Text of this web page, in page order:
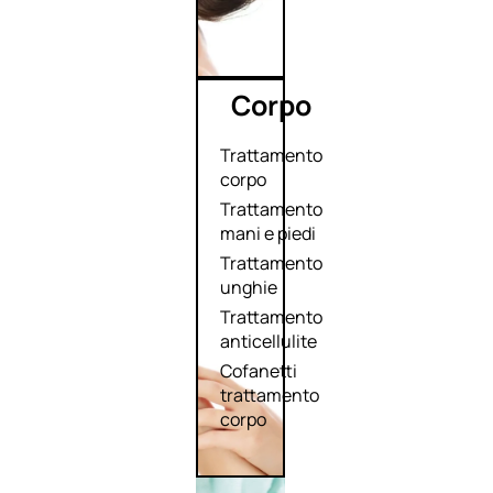
Corpo
Trattamento
corpo
Trattamento
mani e piedi
Trattamento
unghie
Trattamento
anticellulite
Cofanetti
trattamento
corpo